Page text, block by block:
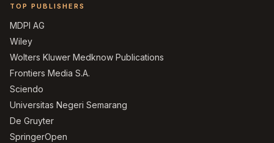
TOP PUBLISHERS
MDPI AG
Wiley
Wolters Kluwer Medknow Publications
Frontiers Media S.A.
Sciendo
Universitas Negeri Semarang
De Gruyter
SpringerOpen